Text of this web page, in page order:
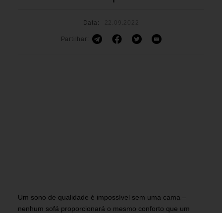
Partilhar:
Data:
Um sono de qualidade é impossível sem uma cama –
nenhum sofá proporcionará o mesmo conforto que um